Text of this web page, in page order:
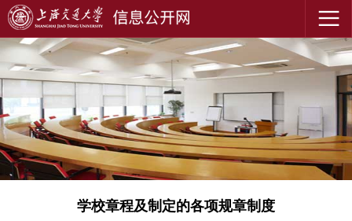
学校章程及制定的各项规章制度